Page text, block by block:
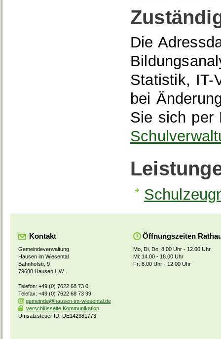
Die
Statistik, IT-
bei
Sie sich
Kontakt
Gemeindeverwaltung
Hausen im Wiesental
Bahnhofstr. 9
79688 Hausen i. W.
Telefon: +49 (0) 7622 68 73 0
Telefax: +49 (0) 7622 68 73 99
gemeinde@hausen-im-wiesental.de
verschlüsselte Kommunikation
Umsatzsteuer ID: DE142381773
Öffnungszeiten
Mo, Di, Do: 8.00 Uhr - 12.00 Uhr
Mi: 14.00 - 18.00 Uhr
Fr: 8.00 Uhr - 12.00 Uhr